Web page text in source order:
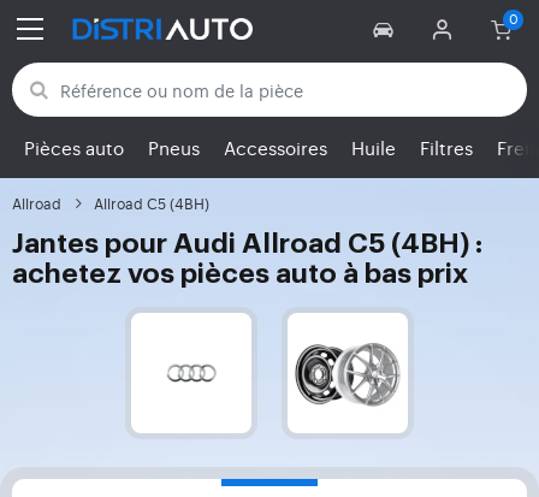
Retour aux catégories
Pièces auto Pneus Accessoires Huile Filtres
Allroad Allroad C5 (4BH)
Jantes pour Audi Allroad C5 (4BH) :
achetez vos pièces auto à bas prix